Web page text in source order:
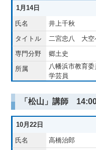
1月14日
井上千秋
二宮忠八 大空
郷土史
八幡浜市教育
学芸員
「松山」講師
10月22日
高橋治郎